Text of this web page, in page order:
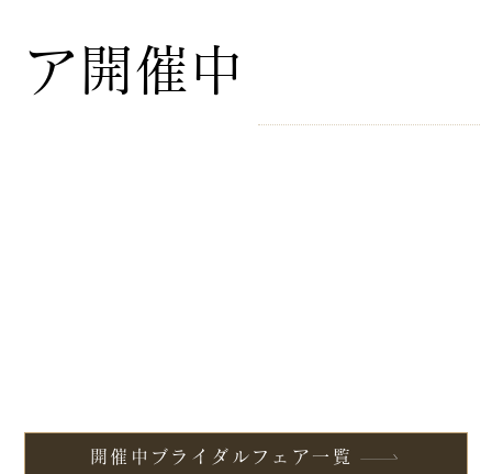
開催中ブライダルフェア一覧
ア開催中